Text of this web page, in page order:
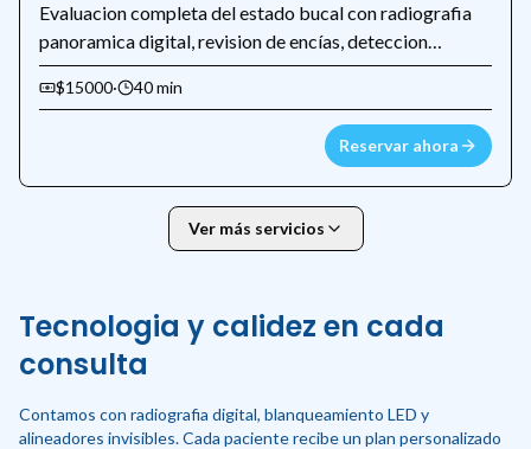
Evaluacion completa del estado bucal con radiografia
panoramica digital, revision de encías, deteccion
temprana de caries y plan de tratamiento personalizado.
$15000· 40 min
Reservar ahora
Ver más servicios
Tecnologia y calidez en cada
consulta
Contamos con radiografia digital, blanqueamiento LED y
alineadores invisibles. Cada paciente recibe un plan personalizado